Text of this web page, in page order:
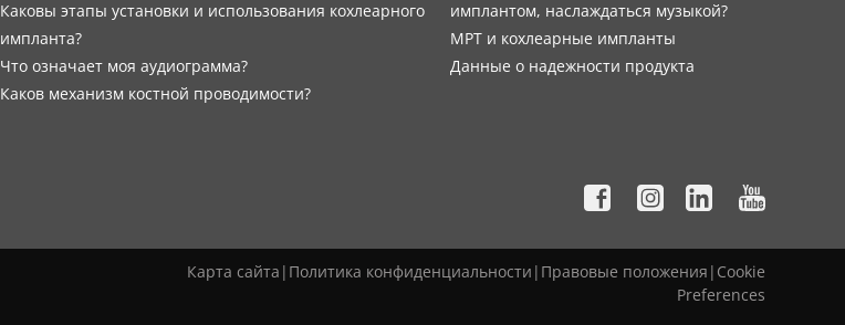
Каковы этапы установки и использования кохлеарного
импланта?
Что означает моя аудиограмма?
Каков механизм костной проводимости?
имплантом, наслаждаться музыкой?
МРТ и кохлеарные импланты
Данные о надежности продукта
Карта сайта | Политика конфиденциальности | Правовые положения | Cookie
Preferences